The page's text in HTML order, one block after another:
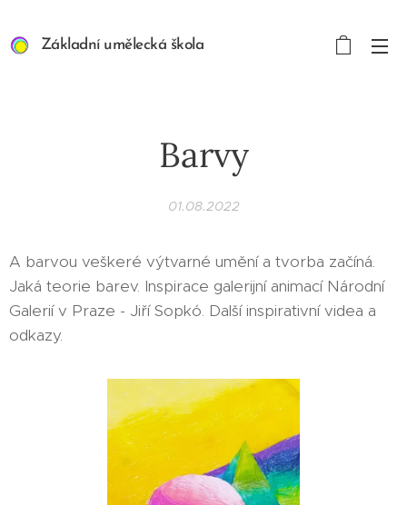
Základní umělecká škola
Barvy
01.08.2022
A barvou veškeré výtvarné umění a tvorba začíná.
Jaká teorie barev. Inspirace galerijní animací Národní
Galerií v Praze - Jiří Sopkó. Další inspirativní videa a
odkazy.